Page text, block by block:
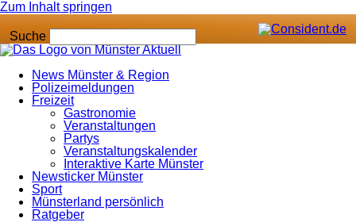
Zum Inhalt springen
Suche
News Münster & Region
Polizeimeldungen
Freizeit
Gastronomie
Veranstaltungen
Partys
Veranstaltungskalender
Interaktive Karte Münster
Newsticker Münster
Sport
Münsterland persönlich
Ratgeber